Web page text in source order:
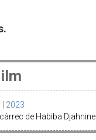
| 2023
de Habiba Djahnine.